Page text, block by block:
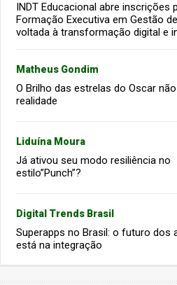
INDT Educacional abre inscrições
Formação Executiva em Gestão
voltada à transformação digital e
Matheus Gondim
O Brilho das estrelas do Oscar
realidade
Liduína Moura
Já ativou seu modo resiliência no
estilo”Punch”?
Digital Trends Brasil
Superapps no Brasil: o futuro dos
está na integração